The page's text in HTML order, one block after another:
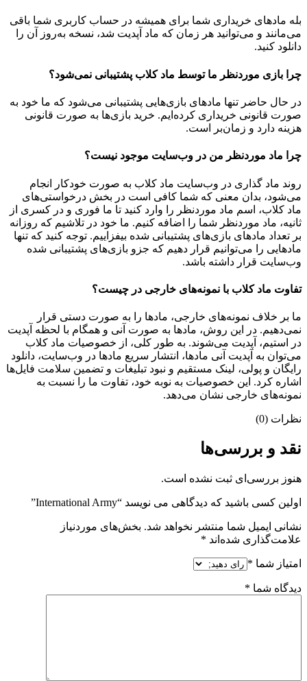
بله مادهای خریداری شما برای همیشه در حساب کاربری شما باقی
می‌مانند و می‌توانید هر زمان که ماد آپدیت شد، نسخه به‌روز آن را
دانلود کنید.
چرا بازی موردنظر ما توسط ماد کلاب پشتیبانی نمی‌شود؟
در حال حاضر تنها مادهای بازی‌هایی پشتیبانی می‌شود که ما خود به
صورت قانونی خریداری کرده‌ایم. خرید بازی‌ها به صورت قانونی
هزینه دارد و زمان‌بر است.
چرا ماد موردنظر من در وب‌سایت موجود نیست؟
روند ماد گذاری در وب‌سایت ماد کلاب به صورت خودکار انجام
می‌شود، بدان معنی که شما کافی است در بخش درخواستی‌های
ماد کلاب، اسم ماد موردنظر را وارد کنید تا ما فوری و در کسری از
ثانیه، ماد موردنظر شما را اضافه کنیم. ما خود در تلاشیم که روزانه
بر تعداد مادهای بازی‌های پشتیبانی شده بیفزاییم. توجه کنید که تنها
مادهایی را می‌توانیم قرار دهیم که جزو بازی‌های پشتیبانی شده
وب‌سایت قرار داشته باشد.
تفاوت ماد کلاب با نمونه‌های خارجی در چیست؟
ما بر خلاف نمونه‌های خارجی، مادها را به صورت دستی قرار
نمی‌دهیم. در این روش، مادها به صورت آنی و همگام با لحظه آپدیت
در استیم، آپدیت می‌شوند. به طور کلی، از خصوصیات ماد کلاب
می‌‌توان به آپدیت آنی مادها، انتشار سریع مادها در وب‌سایت، دانلود
رایگان و پولی، لینک مستقیم و نبود تبلیغات و تضمین سلامت فایل‌ها
اشاره کرد. این خصوصیات به نوبه خود، تفاوت ما را نسبت به
نمونه‌های خارجی نشان می‌دهد.
نظرات (0)
نقد و بررسی‌ها
هنوز بررسی‌ای ثبت نشده است.
اولین کسی باشید که دیدگاهی می نویسد “International Army”
نشانی ایمیل شما منتشر نخواهد شد. بخش‌های موردنیاز
علامت‌گذاری شده‌اند *
امتیاز شما *
دیدگاه شما *